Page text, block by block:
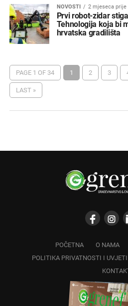
NOVOSTI 2 mjeseca prije
Prvi robot-zidar
Tehnologija koja bi
hrvatska gradilišta
PAGE 1 OF 34 1 2 3
LAST »
POČETNA O NAMA
POLITIKA PRIVATNOSTI I